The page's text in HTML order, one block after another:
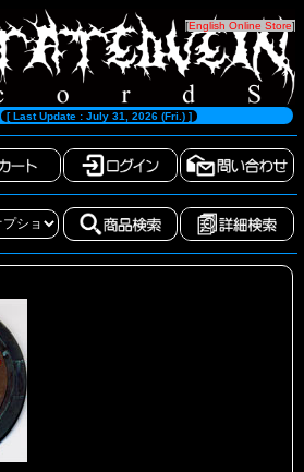
[English Online Store]
[ Last Update : July 31, 2026 (Fri.) ]